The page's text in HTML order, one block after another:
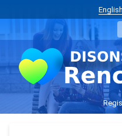
English